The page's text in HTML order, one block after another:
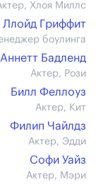
Хлоя Миллс
Ллойд Гриффит
боулинга
Аннетт Бадленд
Актер, Рози
Билл Феллоуз
Актер, Кит
Филип Чайлдз
Актер, Эдди
Софи Уайз
Актер, Мэри